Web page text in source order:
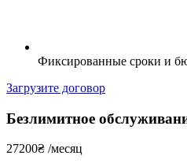
Фиксированные сроки и
Загрузите договор
Безлимитное
27200₴ /месяц